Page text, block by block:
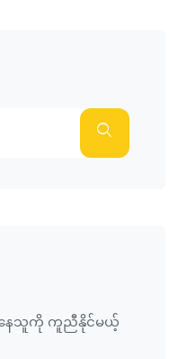
နေသူကို ကူညီနိုင်မယ့်